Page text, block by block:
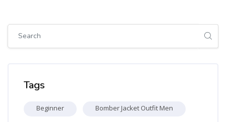
Tags
Beginner Bomber Jacket Outfit Men